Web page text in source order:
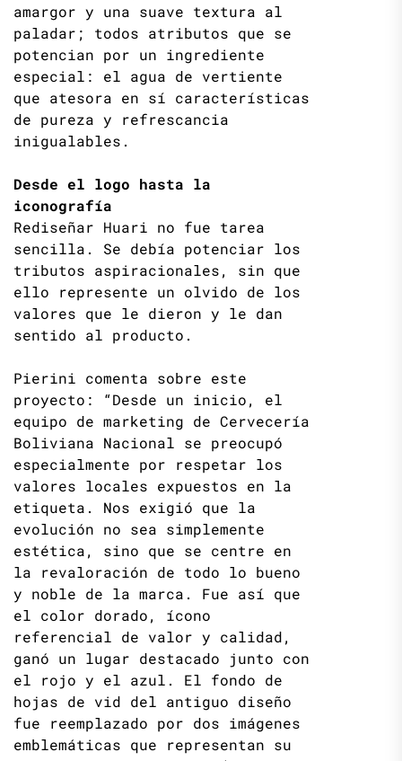
amargor y una suave textura al
paladar; todos atributos que se
potencian por un ingrediente
especial: el agua de vertiente
que atesora en sí características
de pureza y refrescancia
inigualables.
Desde el logo hasta la
iconografía
Rediseñar Huari no fue tarea
sencilla. Se debía potenciar los
tributos aspiracionales, sin que
ello represente un olvido de los
valores que le dieron y le dan
sentido al producto.
Pierini comenta sobre este
proyecto: “Desde un inicio, el
equipo de marketing de Cervecería
Boliviana Nacional se preocupó
especialmente por respetar los
valores locales expuestos en la
etiqueta. Nos exigió que la
evolución no sea simplemente
estética, sino que se centre en
la revaloración de todo lo bueno
y noble de la marca. Fue así que
el color dorado, ícono
referencial de valor y calidad,
ganó un lugar destacado junto con
el rojo y el azul. El fondo de
hojas de vid del antiguo diseño
fue reemplazado por dos imágenes
emblemáticas que representan su